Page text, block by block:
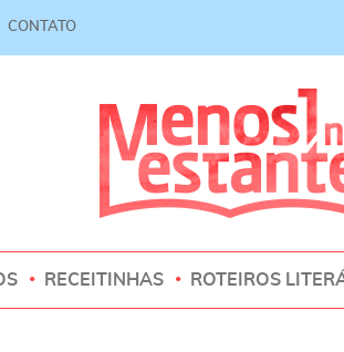
CONTATO
RECEITINHAS ROTEIROS